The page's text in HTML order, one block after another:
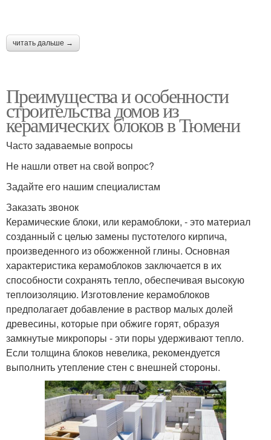
читать дальше →
Преимущества и особенности
строительства домов из
керамических блоков в Тюмени
Часто задаваемые вопросы
Не нашли ответ на свой вопрос?
Задайте его нашим специалистам
Заказать звонок
Керамические блоки, или керамоблоки, - это материал
созданный с целью замены пустотелого кирпича,
произведенного из обожженной глины. Основная
характеристика керамоблоков заключается в их
способности сохранять тепло, обеспечивая высокую
теплоизоляцию. Изготовление керамоблоков
предполагает добавление в раствор малых долей
древесины, которые при обжиге горят, образуя
замкнутые микропоры - эти поры удерживают тепло.
Если толщина блоков невелика, рекомендуется
выполнить утепление стен с внешней стороны.